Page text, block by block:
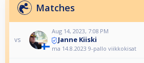
Matches
vs
Aug 14, 2023, 7:08 PM
Janne Kiiski
ma 14.8.2023 9-pallo viikkokisat